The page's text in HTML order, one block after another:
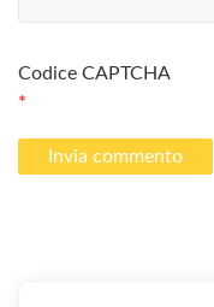
Codice CAPTCHA
*